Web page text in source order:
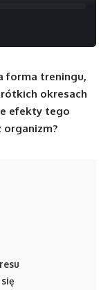
forma treningu,
okresach
efekty tego
organizm?